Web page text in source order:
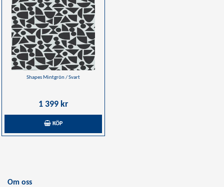
Shapes Mintgrön / Svart
1 399 kr
KÖP
Om oss